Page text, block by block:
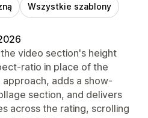
Wszystkie szablony
the video section's height
ratio in place of the
adds a show-
section, and delivers
across the rating, scrolling